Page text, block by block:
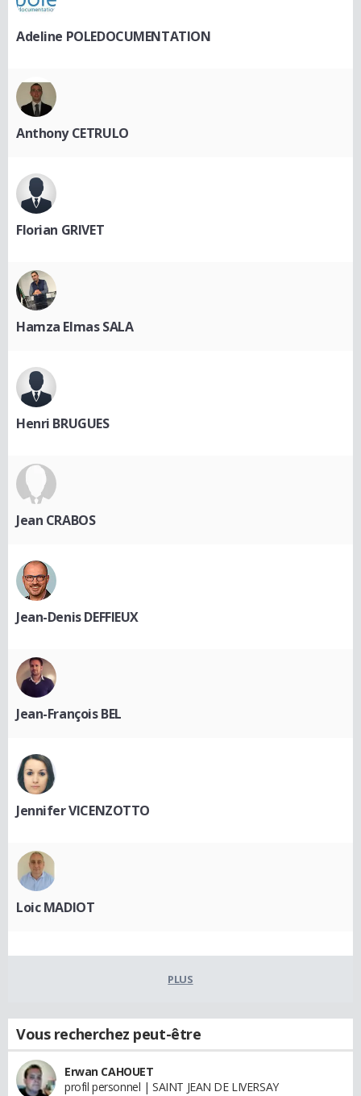
Adeline POLEDOCUMENTATION
Anthony CETRULO
Florian GRIVET
Hamza Elmas SALA
Henri BRUGUES
Jean CRABOS
Jean-Denis DEFFIEUX
Jean-François BEL
Jennifer VICENZOTTO
Loic MADIOT
PLUS
Vous recherchez peut-être
Erwan CAHOUET
profil personnel | SAINT JEAN DE LIVERSAY